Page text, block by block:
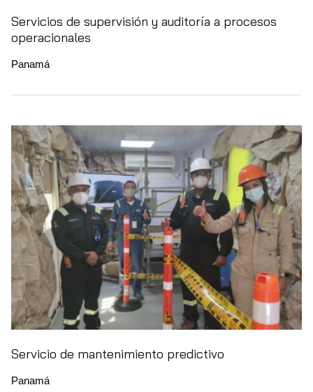
Servicios de supervisión y auditoría a procesos
operacionales
Panamá
Servicio de mantenimiento predictivo
Panamá